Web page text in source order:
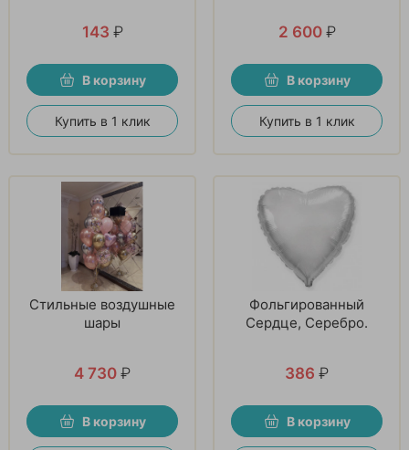
143 ₽
В корзину
Купить в 1 клик
2 600 ₽
В корзину
Купить в 1 клик
Стильные воздушные
шары
4 730 ₽
В корзину
Фольгированный
Сердце, Серебро.
386 ₽
В корзину